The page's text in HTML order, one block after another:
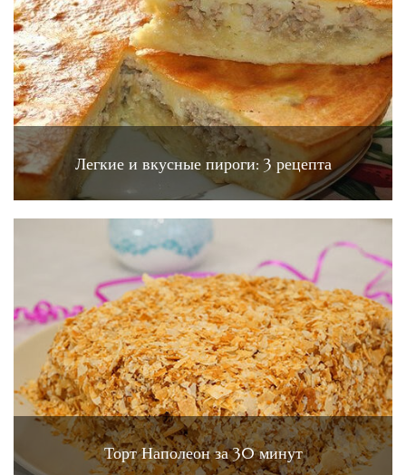
Легкие и вкусные пироги: 3 рецепта
Торт Наполеон за 30 минут